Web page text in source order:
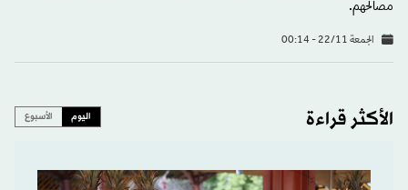
مصالحهم.
الجمعة 22/11 - 00:14
الأكثر قراءة اليوم الأسبوع